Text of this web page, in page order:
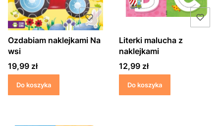
Ozdabiam naklejkami Na
wsi
Cena
19,99 zł
Do koszyka
Literki malucha z
naklejkami
Cena
12,99 zł
Do koszyka